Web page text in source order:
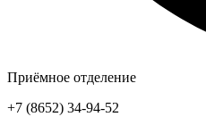
Приёмное отделение
+7 (8652) 34-94-52